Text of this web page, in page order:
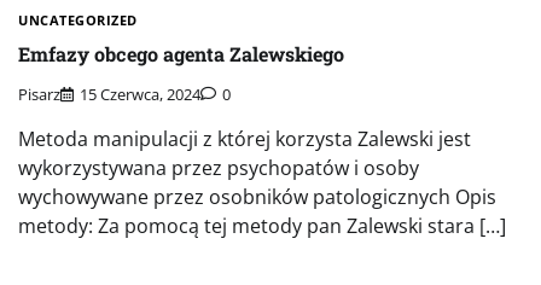
UNCATEGORIZED
Emfazy obcego agenta Zalewskiego
Pisarz 15 Czerwca, 2024 0
Metoda manipulacji z której korzysta Zalewski jest
wykorzystywana przez psychopatów i osoby
wychowywane przez osobników patologicznych Opis
metody: Za pomocą tej metody pan Zalewski stara […]